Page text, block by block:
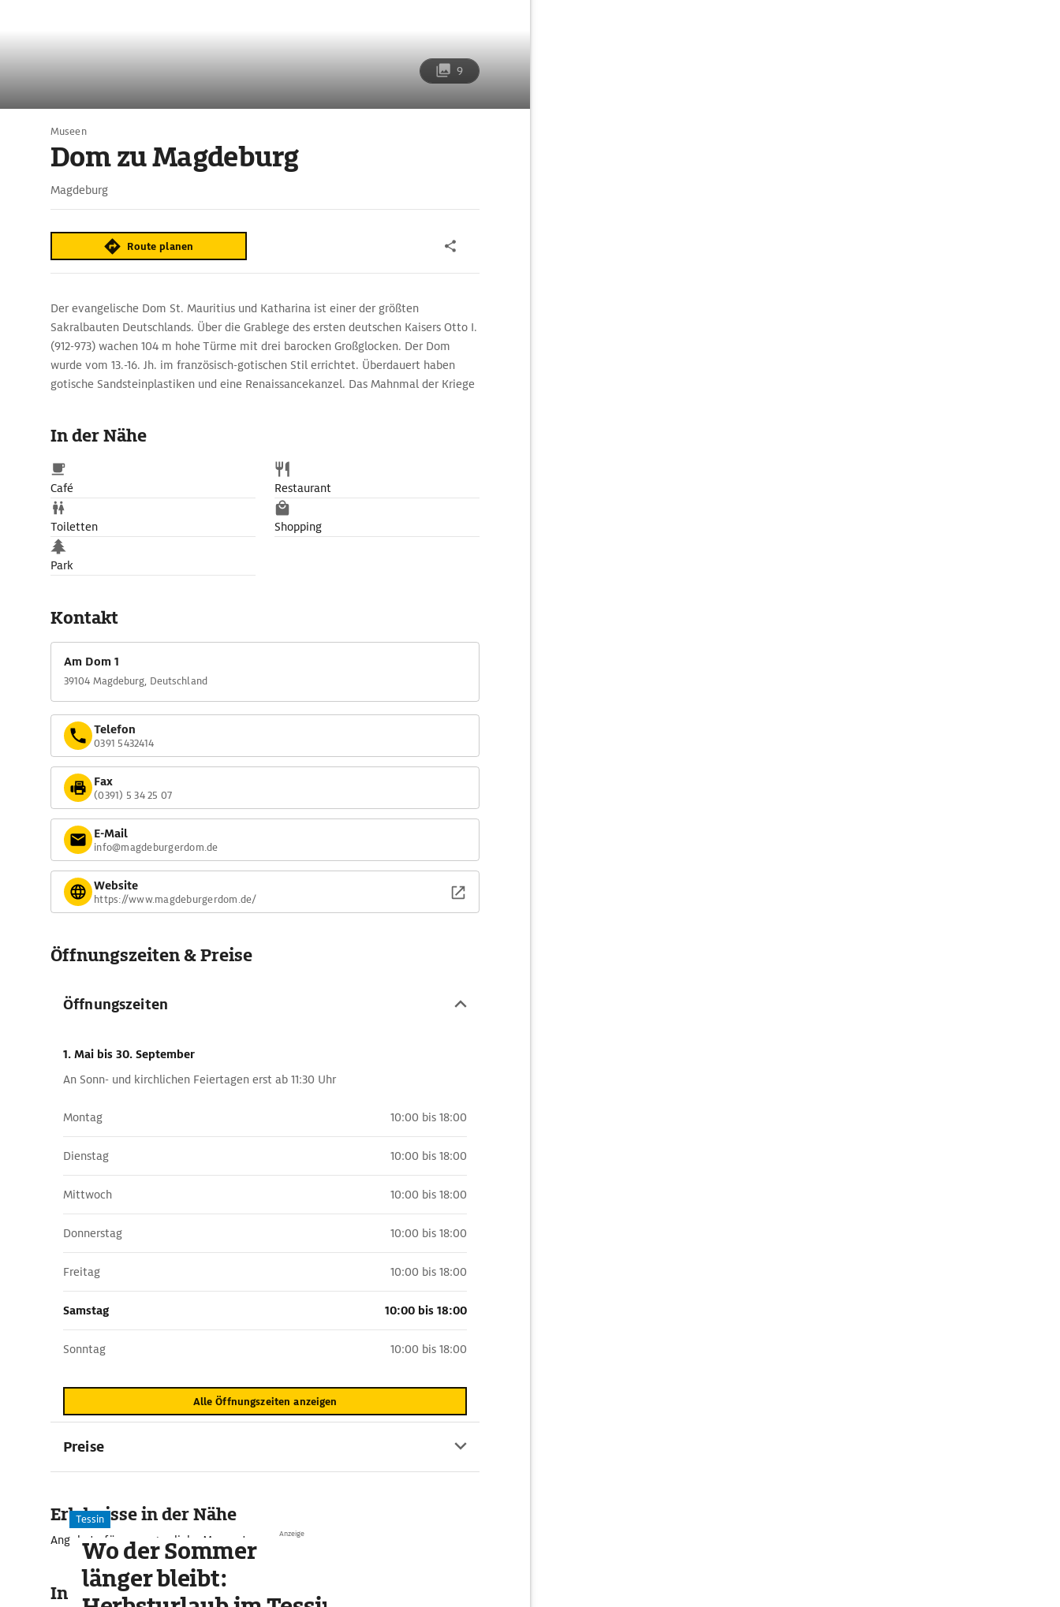
9
Museen
Dom zu Magdeburg
Magdeburg
Route planen
Der evangelische Dom St. Mauritius und Katharina ist einer der größten
Sakralbauten Deutschlands. Über die Grablege des ersten deutschen Kaisers Otto I.
(912-973) wachen 104 m hohe Türme mit drei barocken Großglocken. Der Dom
wurde vom 13.-16. Jh. im französisch-gotischen Stil errichtet. Überdauert haben
gotische Sandsteinplastiken und eine Renaissancekanzel. Das Mahnmal der Kriege
In der Nähe
Café Restaurant
Toiletten Shopping
Park
Kontakt
Am Dom 1
39104 Magdeburg, Deutschland
Telefon
0391 5432414
Fax
(0391) 5 34 25 07
E-Mail
info@magdeburgerdom.de
Website
https://www.magdeburgerdom.de/
Öffnungszeiten & Preise
Öffnungszeiten
1. Mai bis 30. September
An Sonn- und kirchlichen Feiertagen erst ab 11:30 Uhr
Montag 10:00 bis 18:00
Dienstag 10:00 bis 18:00
Mittwoch 10:00 bis 18:00
Donnerstag 10:00 bis 18:00
Freitag 10:00 bis 18:00
Samstag 10:00 bis 18:00
Sonntag 10:00 bis 18:00
Alle Öffnungszeiten anzeigen
Preise
Erlebnisse in der Nähe
Angebote für unvergessliche Momente
In der Umgebung
Anzeige
Tessin
Wo der Sommer
länger bleibt: